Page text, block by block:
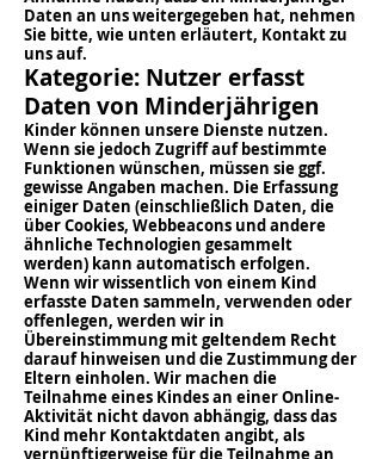
Daten an uns weitergegeben hat, nehmen
Sie bitte, wie unten erläutert, Kontakt zu
uns auf.
Kategorie: Nutzer erfasst
Daten von Minderjährigen
Kinder können unsere Dienste nutzen.
Wenn sie jedoch Zugriff auf bestimmte
Funktionen wünschen, müssen sie ggf.
gewisse Angaben machen. Die Erfassung
einiger Daten (einschließlich Daten, die
über Cookies, Webbeacons und andere
ähnliche Technologien gesammelt
werden) kann automatisch erfolgen.
Wenn wir wissentlich von einem Kind
erfasste Daten sammeln, verwenden oder
offenlegen, werden wir in
Übereinstimmung mit geltendem Recht
darauf hinweisen und die Zustimmung der
Eltern einholen. Wir machen die
Teilnahme eines Kindes an einer Online-
Aktivität nicht davon abhängig, dass das
Kind mehr Kontaktdaten angibt, als
vernünftigerweise für die Teilnahme an